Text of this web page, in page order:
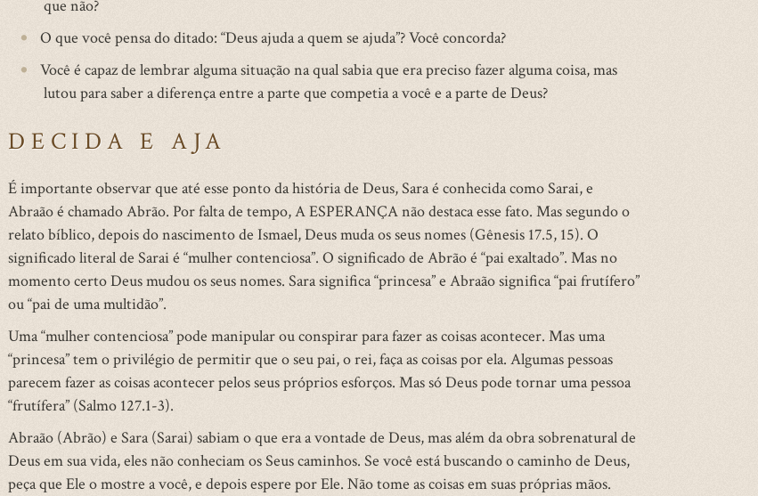
que não?
O que você pensa do ditado: “Deus ajuda a quem se ajuda”? Você concorda?
Você é capaz de lembrar alguma situação na qual sabia que era preciso fazer alguma coisa, mas
lutou para saber a diferença entre a parte que competia a você e a parte de Deus?
DECIDA E AJA
É importante observar que até esse ponto da história de Deus, Sara é conhecida como Sarai, e
Abraão é chamado Abrão. Por falta de tempo, A ESPERANÇA não destaca esse fato. Mas segundo o
relato bíblico, depois do nascimento de Ismael, Deus muda os seus nomes (Gênesis 17.5, 15). O
significado literal de Sarai é “mulher contenciosa”. O significado de Abrão é “pai exaltado”. Mas no
momento certo Deus mudou os seus nomes. Sara significa “princesa” e Abraão significa “pai frutífero”
ou “pai de uma multidão”.
Uma “mulher contenciosa” pode manipular ou conspirar para fazer as coisas acontecer. Mas uma
“princesa” tem o privilégio de permitir que o seu pai, o rei, faça as coisas por ela. Algumas pessoas
parecem fazer as coisas acontecer pelos seus próprios esforços. Mas só Deus pode tornar uma pessoa
“frutífera” (Salmo 127.1-3).
Abraão (Abrão) e Sara (Sarai) sabiam o que era a vontade de Deus, mas além da obra sobrenatural de
Deus em sua vida, eles não conheciam os Seus caminhos. Se você está buscando o caminho de Deus,
peça que Ele o mostre a você, e depois espere por Ele. Não tome as coisas em suas próprias mãos.